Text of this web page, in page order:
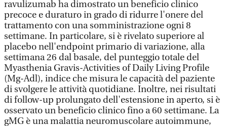
ravulizumab ha dimostrato un beneficio clinico
precoce e duraturo in grado di ridurre l'onere del
trattamento con una somministrazione ogni 8
settimane. In particolare, si è rivelato superiore al
placebo nell'endpoint primario di variazione, alla
settimana 26 dal basale, del punteggio totale del
Myasthenia Gravis-Activities of Daily Living Profile
(Mg-Adl), indice che misura le capacità del paziente
di svolgere le attività quotidiane. Inoltre, nei risultati
di follow-up prolungato dell'estensione in aperto, si è
osservato un beneficio clinico fino a 60 settimane. La
gMG è una malattia neuromuscolare autoimmune,